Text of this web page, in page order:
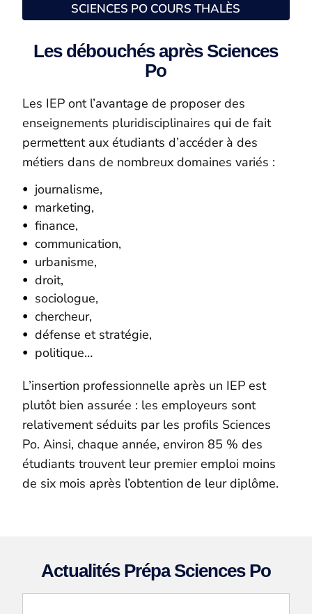
SCIENCES PO COURS THALÈS
Les débouchés après Sciences
Po
Les IEP ont l’avantage de proposer des
enseignements pluridisciplinaires qui de fait
permettent aux étudiants d’accéder à des
métiers dans de nombreux domaines variés :
journalisme,
marketing,
finance,
communication,
urbanisme,
droit,
sociologue,
chercheur,
défense et stratégie,
politique…
L’insertion professionnelle après un IEP est
plutôt bien assurée : les employeurs sont
relativement séduits par les profils Sciences
Po. Ainsi, chaque année, environ 85 % des
étudiants trouvent leur premier emploi moins
de six mois après l’obtention de leur diplôme.
Actualités Prépa Sciences Po